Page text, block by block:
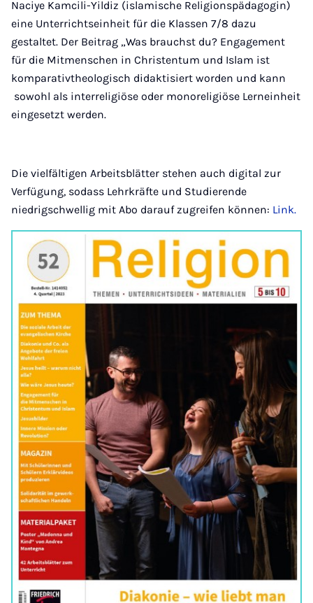
Naciye Kamcili-Yildiz (islamische Religionspädagogin)
eine Unterrichtseinheit für die Klassen 7/8 dazu
gestaltet. Der Beitrag „Was brauchst du? Engagement
für die Mitmenschen in Christentum und Islam ist
komparativtheologisch didaktisiert worden und kann
sowohl als interreligiöse oder monoreligiöse Lerneinheit
eingesetzt werden.
Die vielfältigen Arbeitsblätter stehen auch digital zur
Verfügung, sodass Lehrkräfte und Studierende
niedrigschwellig mit Abo darauf zugreifen können: Link.